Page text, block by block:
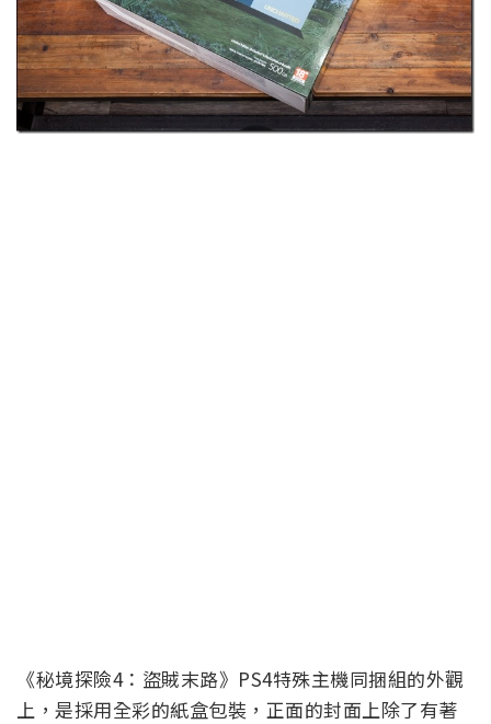
《秘境探險4：盜賊末路》PS4特殊主機同捆組的外觀
上，是採用全彩的紙盒包裝，正面的封面上除了有著